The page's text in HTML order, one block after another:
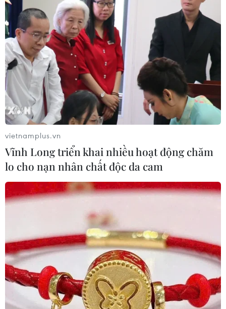
Nội các Malaysia sẽ họp bàn trước khi quyết định
về việc tuyển Malaysia rút khỏi AFF Suzuki Cup
2016 để phản đối việc người Rohingya bị đàn áp ở
bang Rakhine của Myanamar trong thời gian qua.
Tuyển Malaysia thi đấu tại AFF Cup 2016. (Nguồn: Affsuzukicup)
Ngày mai (25/11), Nội các Malaysia sẽ họp bàn
trước khi quyết định về việc đội tuyển Malaysia
rút khỏi AFF Suzuki Cup 2016 để phản đối việc
người Rohingya bị đàn áp ở bang Rakhine của
vietnamplus.vn
Vĩnh Long triển khai nhiều hoạt động chăm
lo cho nạn nhân chất độc da cam